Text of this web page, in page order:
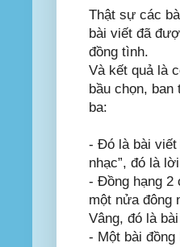
Thật sự các
bài viết đã
đồng tình.
Và kết quả là
bầu chọn,
ba:
- Đó là bài viết
nhạc”, đó là
- Đồng hạng 2
một nửa đông
Vâng, đó là
- Một bài